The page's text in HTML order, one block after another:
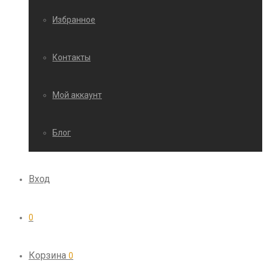
Избранное
Контакты
Мой аккаунт
Блог
Вход
0
Корзина 0